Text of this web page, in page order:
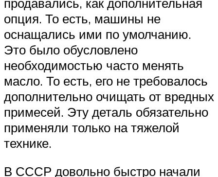
опция. То есть, машины не
оснащались ими по умолчанию.
Это было обусловлено
необходимостью часто менять
масло. То есть, его не требовалось
дополнительно очищать от вредных
примесей. Эту деталь обязательно
применяли только на тяжелой
технике.
В СССР довольно быстро начали